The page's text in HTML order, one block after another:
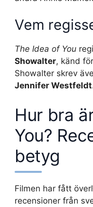
Vem
The Idea of You
Showalter, känd
Showalter skrev
Jennifer Westfeldt
Hur bra
You?
betyg
Filmen har fått
recensioner från